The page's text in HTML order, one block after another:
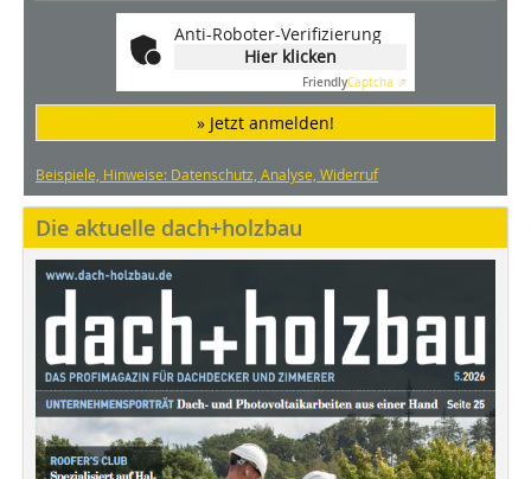
Anti-Roboter-Verifizierung
Hier klicken
FriendlyCaptcha ⇗
» Jetzt anmelden!
Beispiele, Hinweise: Datenschutz, Analyse, Widerruf
Die aktuelle dach+holzbau